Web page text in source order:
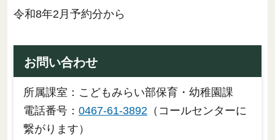
令和8年2月予約分から
お問い合わせ
所属課室：こどもみらい部保育・幼稚園課
電話番号： 0467-61-3892 （コールセンターに
繋がります）